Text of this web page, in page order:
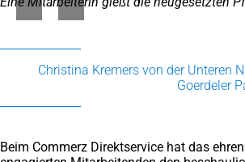
Christina Kremers von der Unteren
Goerdeler
Beim Commerz Direktservice hat das